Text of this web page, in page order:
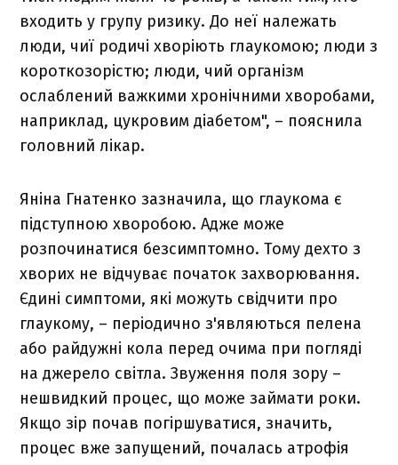
входить у групу ризику. До неї належать
люди, чиї родичі хворіють глаукомою; люди з
короткозорістю; люди, чий організм
ослаблений важкими хронічними хворобами,
наприклад, цукровим діабетом", – пояснила
головний лікар.
Яніна Гнатенко зазначила, що глаукома є
підступною хворобою. Адже може
розпочинатися безсимптомно. Тому дехто з
хворих не відчуває початок захворювання.
Єдині симптоми, які можуть свідчити про
глаукому, – періодично з'являються пелена
або райдужні кола перед очима при погляді
на джерело світла. Звуження поля зору –
нешвидкий процес, що може займати роки.
Якщо зір почав погіршуватися, значить,
процес вже запущений, почалась атрофія